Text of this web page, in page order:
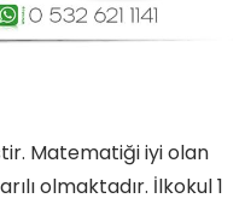
Matematiği iyi olan
olmaktadır. İlkokul 1